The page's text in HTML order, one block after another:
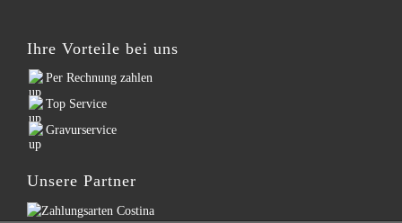
Ihre Vorteile bei uns
Per Rechnung zahlen
Top Service
Gravurservice
Unsere Partner